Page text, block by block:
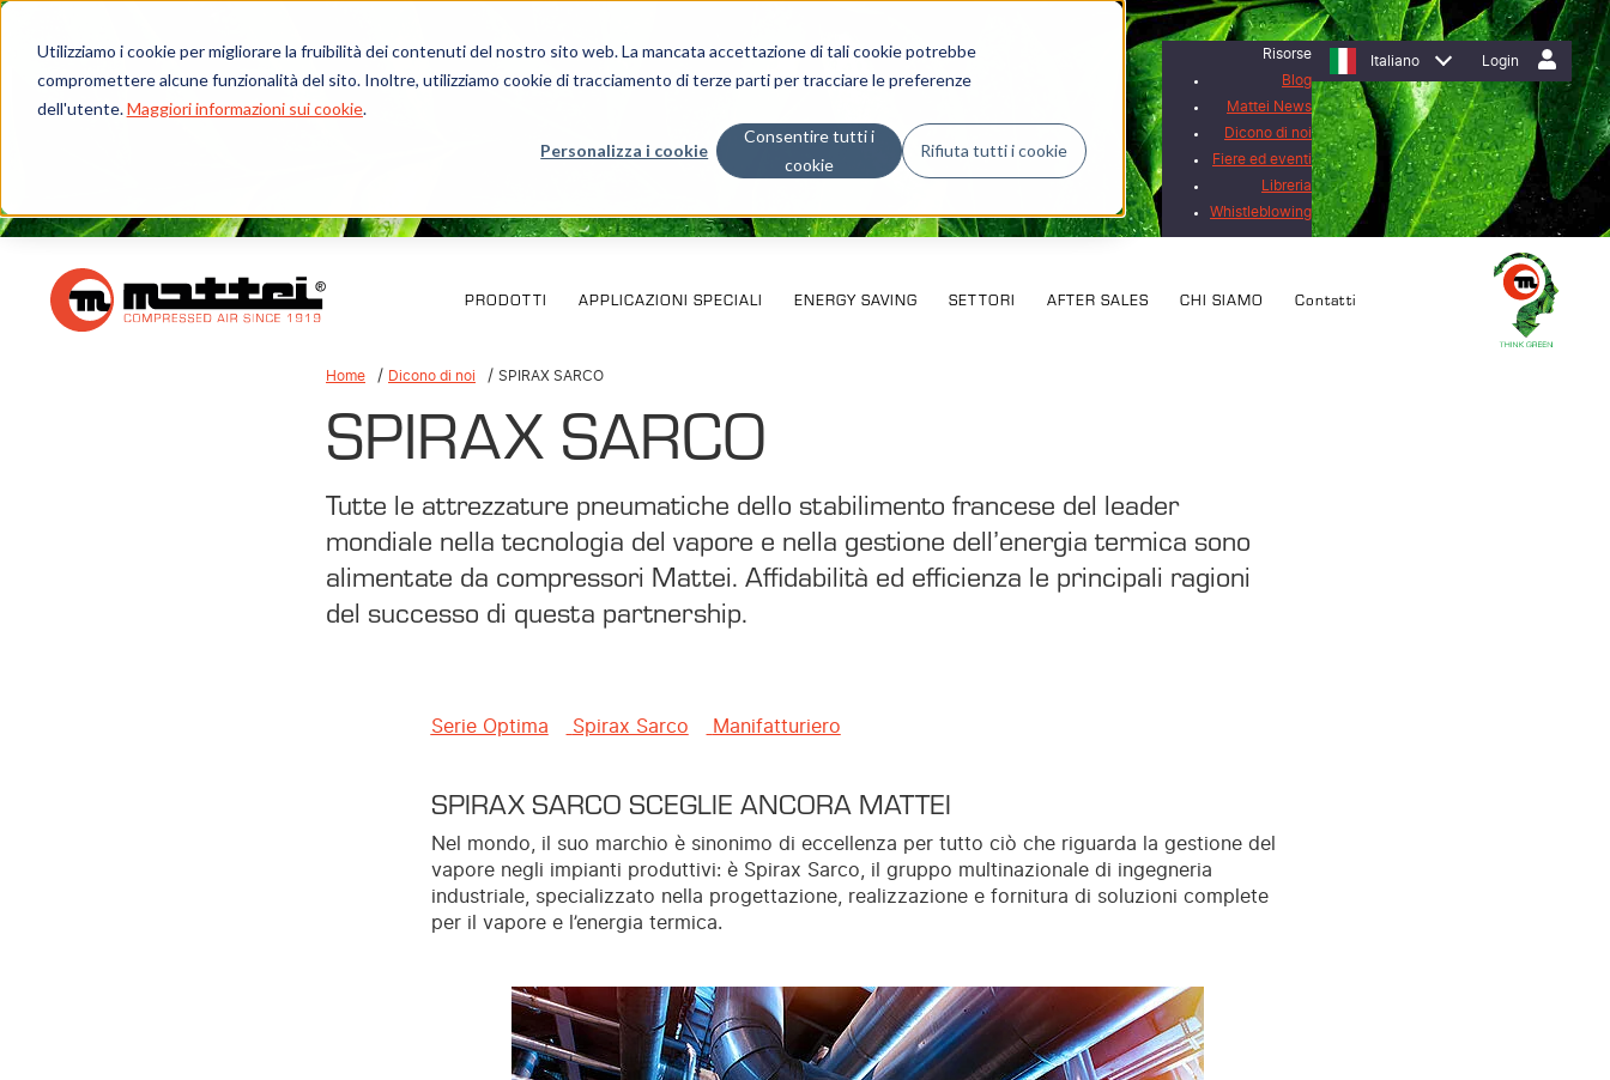
Utilizziamo i cookie per migliorare la fruibilità dei contenuti del nostro sito web. La mancata accettazione di tali cookie potrebbe
compromettere alcune funzionalità del sito. Inoltre, utilizziamo cookie di tracciamento di terze parti per tracciare le preferenze
dell'utente.Maggiori informazioni sui cookie.
Personalizza i cookie
Consentire tutti i
cookie
Rifiuta tutti i cookie
Login
Italiano
Risorse
Blog
Mattei News
Dicono di noi
Fiere ed eventi
Libreria
Whistleblowing
PRODOTTI APPLICAZIONI SPECIALI ENERGY SAVING SETTORI AFTER SALES CHI SIAMO Contatti
Home Dicono di noi SPIRAX SARCO
SPIRAX SARCO
Tutte le attrezzature pneumatiche dello stabilimento francese del leader
mondiale nella tecnologia del vapore e nella gestione dell’energia termica sono
alimentate da compressori Mattei. Affidabilità ed efficienza le principali ragioni
del successo di questa partnership.
Serie Optima Spirax Sarco Manifatturiero
SPIRAX SARCO SCEGLIE ANCORA MATTEI
Nel mondo, il suo marchio è sinonimo di eccellenza per tutto ciò che riguarda la gestione del
vapore negli impianti produttivi: è Spirax Sarco, il gruppo multinazionale di ingegneria
industriale, specializzato nella progettazione, realizzazione e fornitura di soluzioni complete
per il vapore e l’energia termica.